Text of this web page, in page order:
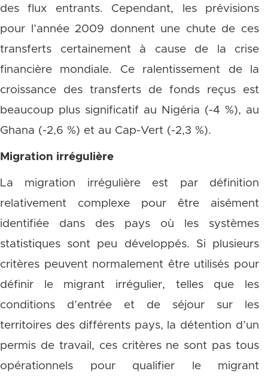
des flux entrants. Cependant, les prévisions
pour l’année 2009 donnent une chute de ces
transferts certainement à cause de la crise
financière mondiale. Ce ralentissement de la
croissance des transferts de fonds reçus est
beaucoup plus significatif au Nigéria (-4 %), au
Ghana (-2,6 %) et au Cap-Vert (-2,3 %).
Migration irrégulière
La migration irrégulière est par définition
relativement complexe pour être aisément
identifiée dans des pays où les systèmes
statistiques sont peu développés. Si plusieurs
critères peuvent normalement être utilisés pour
définir le migrant irrégulier, telles que les
conditions d’entrée et de séjour sur les
territoires des différents pays, la détention d’un
permis de travail, ces critères ne sont pas tous
opérationnels pour qualifier le migrant